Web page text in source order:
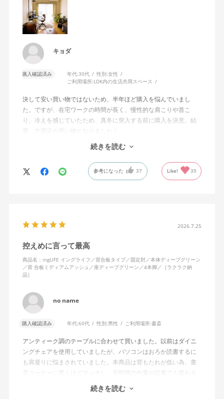
キョダ
購入確認済み 年代:30代 性別:女性
ご利用場所:LDK内の生活共用スペース
決して安い買い物ではないため、半年ほど購入を悩んでいまし
た。ですが、在宅ワークの時間が長く、慢性的な肩こりや首こ
り、冷えを感じていたため、真冬に突入する前に購入を決意。結
果、大満足の買い物となりました！
わたしはモニター2台を使って作業をしていますが、前のめりの姿
勢で作業に集中をしたいときも、少し引いて2台のモニター全体を
俯瞰したいときも、自分の動きに座面が前後してついてきてくれ
うど背面の角が肩甲骨の下にあたるのが気持ちいい……！
座面はゆらゆら左右にも揺れて、スキマなく続きがちなオンライ
ンミーティングの時間も、からだを動かすことでリラックスでき
ます。使ってみて気づいたことですが、固定肘の裏面、にぎった
ときに指があたる部分が、ほどよくプニプニと柔らかく安心感が
無意識にムダな力が入った状態でPC作業をする毎日でしたが、か
らだに余計な力をかけず、集中して座り続けられるようになりま
リビングにワークスペースがあるため、インテリアになじむよ
う、背もたれは合板ミディアムアッシュ、4本脚を選択しました
が、より解放感をもって座りたいかたは、キャスター付きを選ん
だほうがいいと思います。ラクラク納品で配送をお願いしたとこ
ろ、作業員のかたがとてもていねいでテキパキと組み立てくださ
続きを読む
参考になった 37 Like! 35
2026.7.25
控えめに言って最高
商品名：ingLIFE イングライフ／背合板タイプ／固定肘／本体ディープグリーン
／背 合板ミディアムアッシュ／座ディープグリーン／4本脚／［ラクラク納
品］
no name
購入確認済み 年代:60代 性別:男性 ご利用場所:書斎
アンティーク調のテーブルに合わせて買いました。以前はダイニ
ングチェアを使用していましたが、パソコンはおろか読書するに
も肩凝りに悩まされていました。本商品は背もたれが低い為、書
斎コーナーに驚くほどマッチし、長時間の作業や読書でも疲れる
事がありません。木の背もたれも痛くなる事はなく、深く背中を
あずければうたた寝も出来ます。
続きを読む